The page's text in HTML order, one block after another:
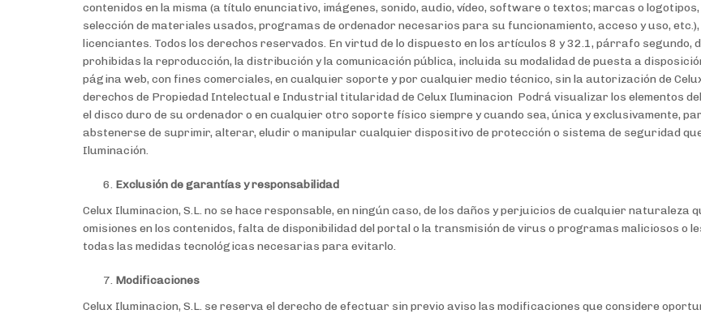
contenidos en la misma (a título enunciativo, imágenes, sonido, audio, vídeo, software o textos; marcas o
selección de materiales usados, programas de ordenador necesarios para su funcionamiento, acceso y uso,
licenciantes. Todos los derechos reservados. En virtud de lo dispuesto en los artículos 8 y 32.1, párrafo segundo,
prohibidas la reproducción, la distribución y la comunicación pública, incluida su modalidad de puesta a
página web, con fines comerciales, en cualquier soporte y por cualquier medio técnico, sin la autorización de
derechos de Propiedad Intelectual e Industrial titularidad de Celux Iluminacion Podrá visualizar los elementos
el disco duro de su ordenador o en cualquier otro soporte físico siempre y cuando sea, única y exclusivamente,
abstenerse de suprimir, alterar, eludir o manipular cualquier dispositivo de protección o sistema de seguridad
Iluminación.
Exclusión de garantías y responsabilidad
Celux Iluminacion, S.L. no se hace responsable, en ningún caso, de los daños y perjuicios de cualquier
omisiones en los contenidos, falta de disponibilidad del portal o la transmisión de virus o programas maliciosos o
todas las medidas tecnológicas necesarias para evitarlo.
Modificaciones
Celux Iluminacion, S.L. se reserva el derecho de efectuar sin previo aviso las modificaciones que considere